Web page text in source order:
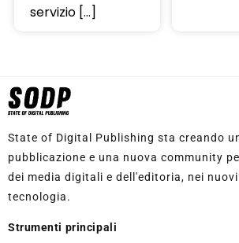
servizio […]
State of Digital Publishing sta creando
pubblicazione e una nuova community
dei media digitali e dell'editoria, nei nuovi
tecnologia.
Strumenti principali